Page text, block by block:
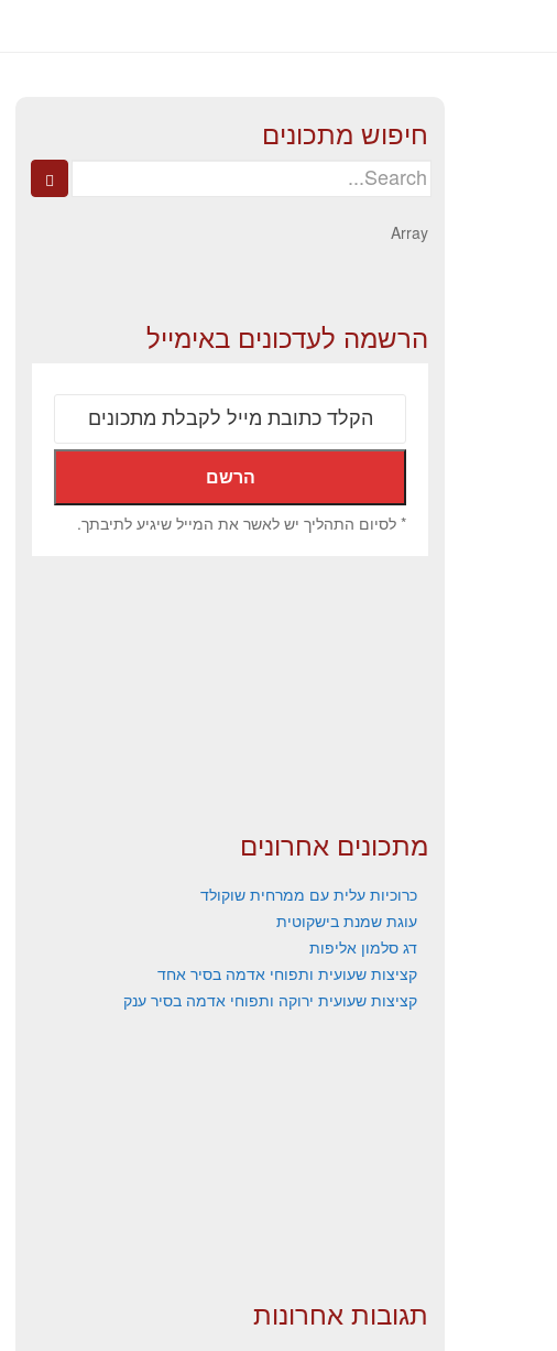
חיפוש מתכונים
Search
Array
הרשמה לעדכונים באימייל
* לסיום התהליך יש לאשר את המייל שיגיע לתיבתך.
מתכונים אחרונים
כרוכיות עלית עם ממרחית שוקולד
עוגת שמנת בישקוטית
דג סלמון אליפות
קציצות שעועית ותפוחי אדמה בסיר אחד
קציצות שעועית ירוקה ותפוחי אדמה בסיר ענק
תגובות אחרונות